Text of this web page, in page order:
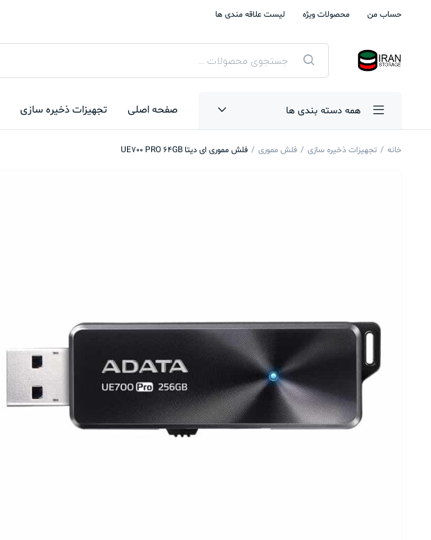
حساب من محصولات ویژه لیست علاقه مندی ها
جستجوی
محصولات
همه دسته بندی ها صفحه اصلی تجهیزات ذخیره سازی
خانه تجهیزات ذخیره سازی فلش مموری فلش مموری ای دیتا UE700 PRO 64GB